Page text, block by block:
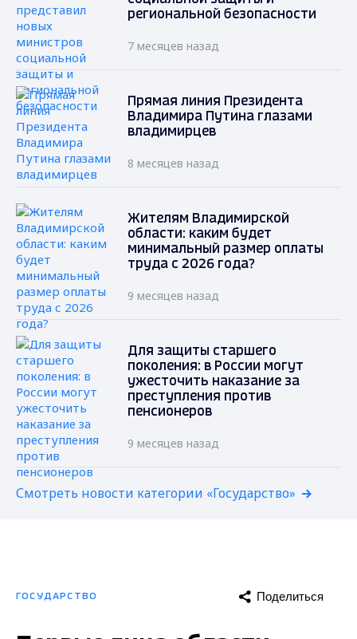
региональной безопасности
7 месяцев назад
Прямая линия Президента
Владимира Путина глазами
владимирцев
8 месяцев назад
Жителям Владимирской
области: каким будет
минимальный размер оплаты
труда с 2026 года?
9 месяцев назад
Для защиты старшего
поколения: в России могут
ужесточить наказание за
преступления против
пенсионеров
9 месяцев назад
Смотреть новости категории «Государство»
ГОСУДАРСТВО Поделиться